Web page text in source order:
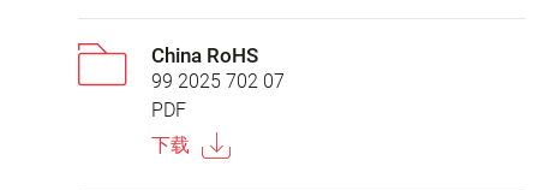
China RoHS
99 2025 702 07
PDF
下载